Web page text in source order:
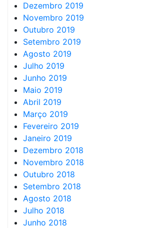
Dezembro 2019
Novembro 2019
Outubro 2019
Setembro 2019
Agosto 2019
Julho 2019
Junho 2019
Maio 2019
Abril 2019
Março 2019
Fevereiro 2019
Janeiro 2019
Dezembro 2018
Novembro 2018
Outubro 2018
Setembro 2018
Agosto 2018
Julho 2018
Junho 2018